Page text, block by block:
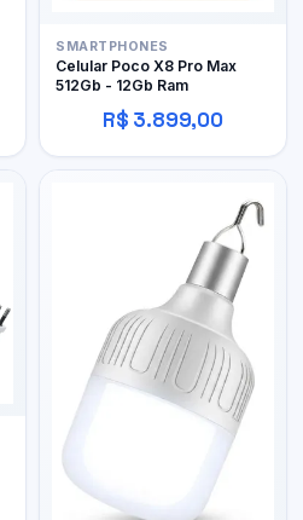
SMARTPHONES
Celular Poco X8 Pro Max
512Gb - 12Gb Ram
R$ 3.899,00